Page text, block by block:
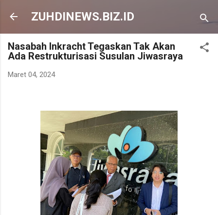
Langsung ke konten utama
ZUHDINEWS.BIZ.ID
Nasabah Inkracht Tegaskan Tak Akan
Ada Restrukturisasi Susulan Jiwasraya
Maret 04, 2024